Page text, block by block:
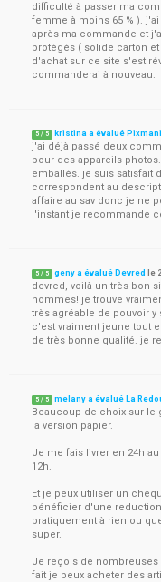
difficulté à passer ma
femme à moins 65 % ).
après ma commande et
protégés ( solide carton
d'achat sur ce site s'est
commanderai à nouveau.
5 / 5 kristina a évalué
j'ai déjà passé deux
pour des appareils
emballés. je suis satisfait
correspondent au
affaire au sav donc je ne
l'instant je recommande
5 / 5 geny a évalué Devred le
devred, voilà un très bon
hommes! je trouve
très agréable de pouvoir
c'est vraiment jeune tout
de très bonne qualité. je
5 / 5 melany a évalué La
Beaucoup de choix sur le
la version papier.
Je me fais livrer en 24h
12h.
Et je peux utiliser un
bénéficier d'une
pratiquement à rien ou
super.
Je reçois de
fait je peux acheter des